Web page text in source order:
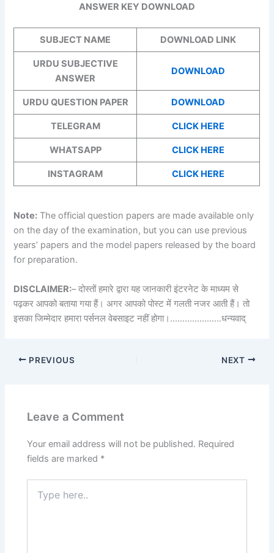
ANSWER KEY DOWNLOAD
SUBJECT NAME DOWNLOAD LINK
URDU SUBJECTIVE
ANSWER
DOWNLOAD
URDU QUESTION PAPER DOWNLOAD
TELEGRAM CLICK HERE
WHATSAPP CLICK HERE
INSTAGRAM CLICK HERE
Note: The official question papers are made available only
on the day of the examination, but you can use previous
years’ papers and the model papers released by the board
for preparation.
DISCLAIMER:– दोस्तों हमारे द्वारा यह जानकारी इंटरनेट के माध्यम से
पढ़कर आपको बताया गया हैं। अगर आपको पोस्ट में गलती नजर आती हैं। तो
इसका जिम्मेदार हमारा पर्सनल वेबसाइट नहीं होगा।…………………धन्यवाद्
PREVIOUS NEXT
Leave a Comment
Your email address will not be published. Required
fields are marked *
here..